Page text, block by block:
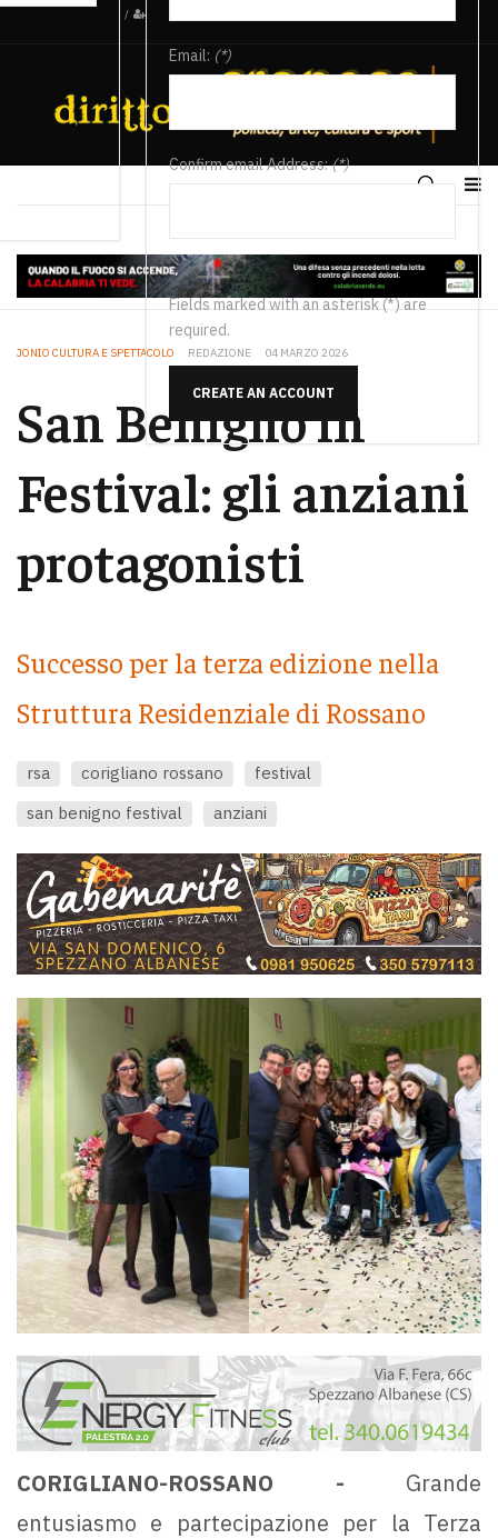
/
Email: (*)
Confirm email Address:(*)
Fields marked with an asterisk (*) are
required.
CREATE AN ACCOUNT
JONIO CULTURA E SPETTACOLO REDAZIONE 04 MARZO 2026
San Benigno in
Festival: gli anziani
protagonisti
Successo per la terza edizione nella
Struttura Residenziale di Rossano
rsa corigliano rossano
festival
san benigno festival
anziani
CORIGLIANO-ROSSANO - Grande
entusiasmo e partecipazione per la Terza